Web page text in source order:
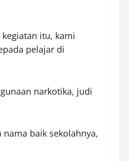
itu, kami
pelajar di
narkotika, judi
baik sekolahnya,